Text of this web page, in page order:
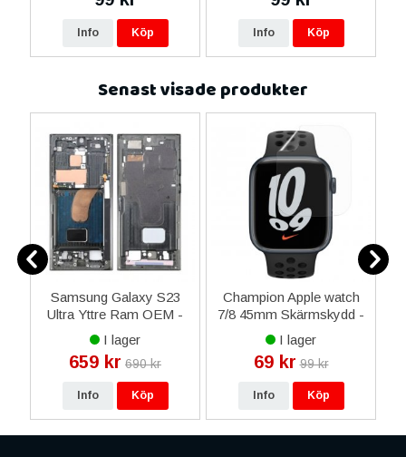
Info Köp Info Köp
Senast visade produkter
Samsung Galaxy S23
Ultra Yttre Ram OEM -
Grön
I lager
659 kr 690 kr
Info Köp
Champion Apple watch
7/8 45mm Skärmskydd -
3-pack
I lager
69 kr 99 kr
Info Köp